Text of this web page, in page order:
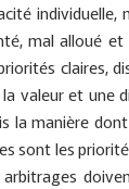
individuelle,
mal alloué
claires,
valeur et une
la manière
sont les